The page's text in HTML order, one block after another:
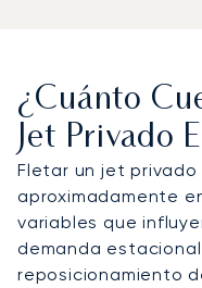
¿Cuánto
Jet Privado
Fletar un jet privado
aproximadamente
variables que
demanda
reposicionamiento